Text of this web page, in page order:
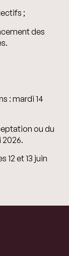
;
des
: mardi 14
ou du
2026.
12 et 13 juin